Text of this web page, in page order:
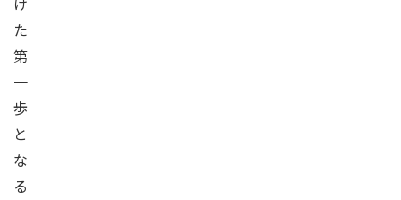
た
第
一
歩
と
な
る